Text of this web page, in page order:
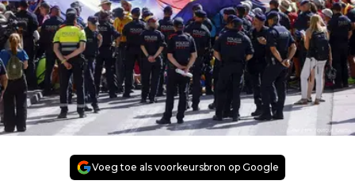
Voeg toe als voorkeursbron op Google